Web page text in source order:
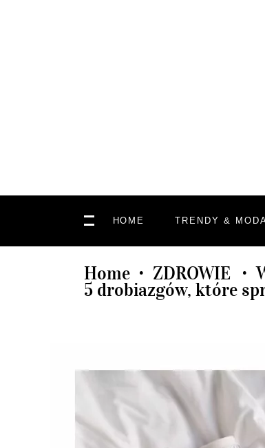
HOME TRENDY &
Home • ZDROWIE •
5 drobiazgów, które